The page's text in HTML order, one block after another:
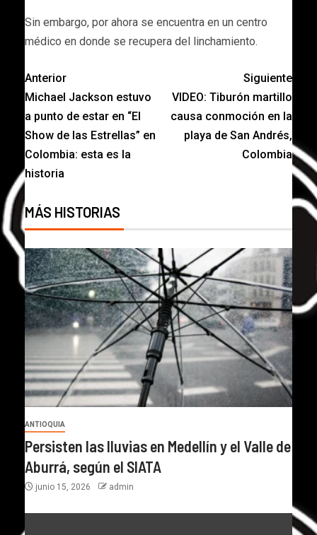
Sin embargo, por ahora se encuentra en un centro
médico en donde se recupera del linchamiento.
Anterior
Michael Jackson estuvo
a punto de estar en “El
Show de las Estrellas” en
Colombia: esta es la
historia
Siguiente
VIDEO: Tiburón martillo
causa conmoción en la
playa de San Andrés,
Colombia
MÁS HISTORIAS
ANTIOQUIA
Persisten las lluvias en Medellín y el Valle de
Aburrá, según el SIATA
junio 15, 2026 admin